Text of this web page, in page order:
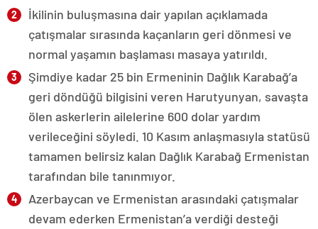
İkilinin buluşmasına dair yapılan açıklamada
çatışmalar sırasında kaçanların geri dönmesi ve
normal yaşamın başlaması masaya yatırıldı.
Şimdiye kadar 25 bin Ermeninin Dağlık Karabağ’a
geri döndüğü bilgisini veren Harutyunyan, savaşta
ölen askerlerin ailelerine 600 dolar yardım
verileceğini söyledi. 10 Kasım anlaşmasıyla statüsü
tamamen belirsiz kalan Dağlık Karabağ Ermenistan
tarafından bile tanınmıyor.
Azerbaycan ve Ermenistan arasındaki çatışmalar
devam ederken Ermenistan’a verdiği desteği